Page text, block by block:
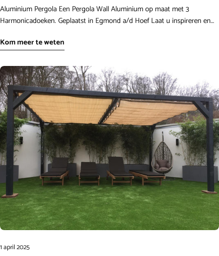
Aluminium Pergola Een Pergola Wall Aluminium op maat met 3
Harmonicadoeken. Geplaatst in Egmond a/d Hoef Laat u inspireren en
Kom meer te weten
1 april 2025